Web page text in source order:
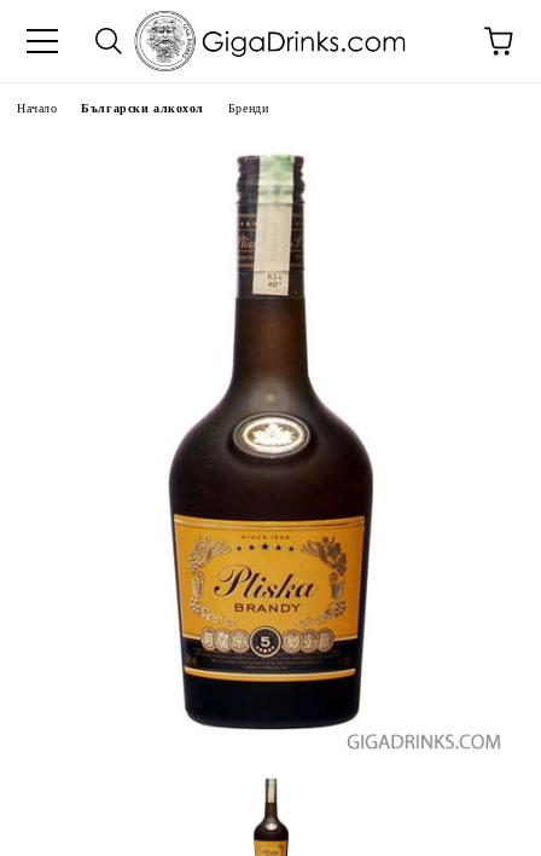
Начало Български алкохол Бренди